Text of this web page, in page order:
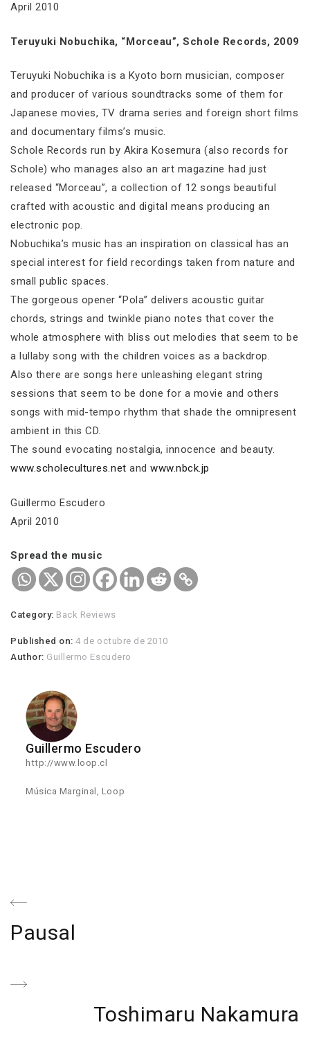
April 2010
Teruyuki Nobuchika, “Morceau”, Schole Records, 2009
Teruyuki Nobuchika is a Kyoto born musician, composer
and producer of various soundtracks some of them for
Japanese movies, TV drama series and foreign short films
and documentary films’s music.
Schole Records run by Akira Kosemura (also records for
Schole) who manages also an art magazine had just
released “Morceau”, a collection of 12 songs beautiful
crafted with acoustic and digital means producing an
electronic pop.
Nobuchika’s music has an inspiration on classical has an
special interest for field recordings taken from nature and
small public spaces.
The gorgeous opener “Pola” delivers acoustic guitar
chords, strings and twinkle piano notes that cover the
whole atmosphere with bliss out melodies that seem to be
a lullaby song with the children voices as a backdrop.
Also there are songs here unleashing elegant string
sessions that seem to be done for a movie and others
songs with mid-tempo rhythm that shade the omnipresent
ambient in this CD.
The sound evocating nostalgia, innocence and beauty.
www.scholecultures.net andwww.nbck.jp
Guillermo Escudero
April 2010
Spread the music
Category: Back Reviews
Published on:4 de octubre de 2010
Author: Guillermo Escudero
Guillermo Escudero
http://www.loop.cl
Música Marginal, Loop
Navegación
de
entradas
Previous
Pausal
Next
Toshimaru Nakamura